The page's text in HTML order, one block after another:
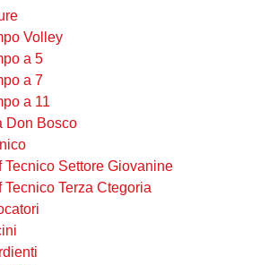
Volley
a 5
a 7
a 11
Don Bosco
Tecnico Settore Giovanine
Tecnico Terza Ctegoria